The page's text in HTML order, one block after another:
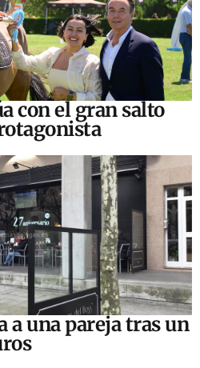
con el gran salto
a una pareja tras un